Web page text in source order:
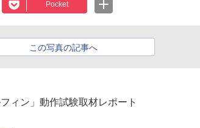
Pocket
この写真の記事へ
ィン」動作試験取材レポート